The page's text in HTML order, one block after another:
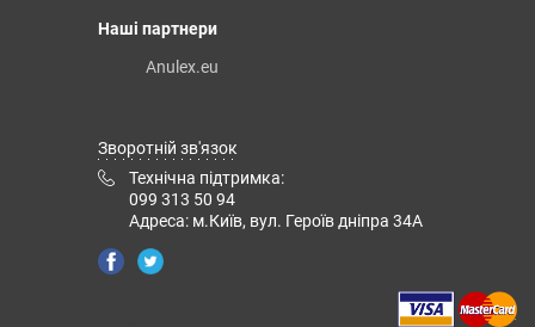
Наші партнери
Anulex.eu
Зворотній зв'язок
Технічна підтримка:
099 313 50 94
Адреса: м.Київ, вул. Героїв дніпра 34А